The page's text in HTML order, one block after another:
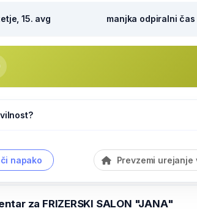
15. avg manjka odpiralni čas
napako Prevzemi urejanje
za FRIZERSKI SALON "JANA"